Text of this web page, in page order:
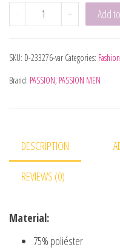
- PASSION 031 SLIP
+ Add
SKU: D-233276-var Categories:
Brand: PASSION, PASSION MEN
DESCRIPTION
REVIEWS (0)
Material:
75% poliéster